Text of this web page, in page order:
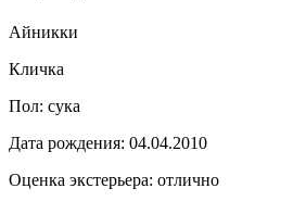
Айникки
Кличка
Пол: сука
Дата рождения: 04.04.2010
Оценка экстерьера: отлично